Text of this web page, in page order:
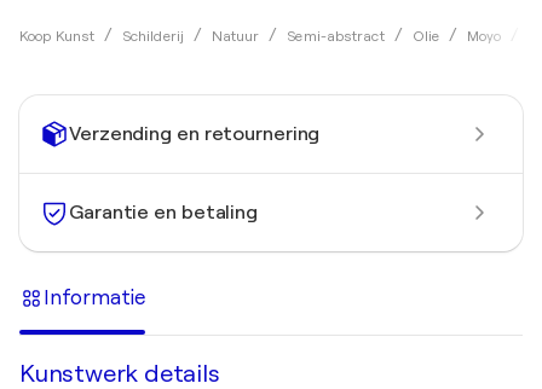
Koop Kunst Schilderij Natuur Semi-abstract Olie Moyo
Verzending en retournering
Garantie en betaling
Informatie
Kunstwerk details